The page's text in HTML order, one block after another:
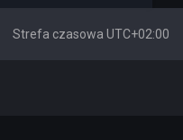
Strefa czasowa UTC+02:00